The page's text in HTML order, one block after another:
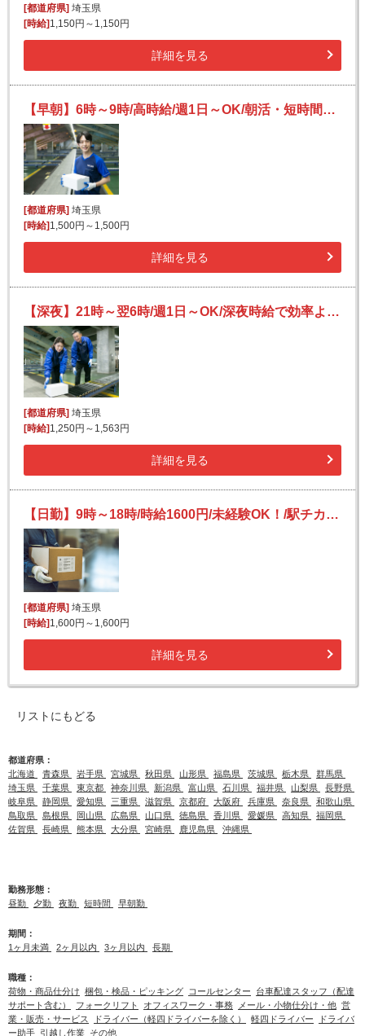
[都道府県]埼玉県
[時給]1,150円～1,150円
詳細を見る
【早朝】6時～9時/高時給/週1日～OK/朝活・短時間でサクッと稼ぐ/日払いOK(規定有)/Wワーク歓迎
[都道府県] 埼玉県
[時給] 1,500円～1,500円
詳細を見る
【深夜】21時～翌6時/週1日～OK/深夜時給で効率よく稼げる/フルタイム/宅配便の仕分け
[都道府県] 埼玉県
[時給] 1,250円～1,563円
詳細を見る
【日勤】9時～18時/時給1600円/未経験OK！/駅チカ徒歩7分/ゲームソフト・フィギュアの仕分け
[都道府県]埼玉県
[時給]1,600円～1,600円
詳細を見る
リストにもどる
都道府県：
北海道
青森県 岩手県 宮城県 秋田県 山形県 福島県 茨城県 栃木県
群馬県
埼玉県
千葉県 東京都 神奈川県 新潟県 富山県 石川県 福井県 山梨県
長野県
岐阜県
静岡県 愛知県 三重県 滋賀県 京都府 大阪府 兵庫県 奈良県
和歌山県
鳥取県
島根県 岡山県 広島県 山口県 徳島県 香川県 愛媛県 高知県
福岡県
佐賀県
長崎県 熊本県 大分県 宮崎県 鹿児島県 沖縄県
勤務形態：
昼勤
夕勤 夜勤 短時間 早朝勤
期間：
1ヶ月未満
2ヶ月以内 3ヶ月以内 長期
職種：
荷物・商品仕分け 梱包・検品・ピッキング コールセンター
台車配達スタッフ（配達
サポート含む）
フォークリフト オフィスワーク・事務 メール・小物仕分け・他 営
業・販売・サービス
ドライバー（軽四ドライバーを除く） 軽四ドライバー
ドライバ
ー助手 引越し作業 その他